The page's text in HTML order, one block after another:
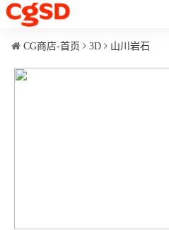
CG商店-首页 3D 山川岩石